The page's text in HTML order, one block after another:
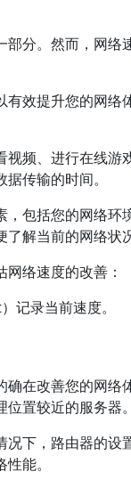
分。然而，网络
效提升您的网
频、进行在线游
传输的时间。
包括您的网络
解当前的网络状况
络速度的改善：
记录当前速度。
在改善您的网
置较近的服务器。
下，路由器的
能。